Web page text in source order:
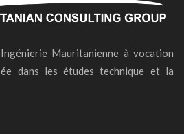
Mauritanienne à vocation
dans les études technique et la